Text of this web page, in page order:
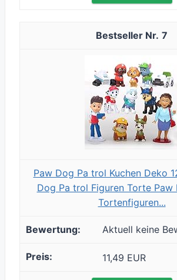
7
Paw Dog Pa trol Kuchen Deko
Dog Pa trol Figuren Torte Paw
Tortenfiguren...
Aktuell keine
11,49 EUR